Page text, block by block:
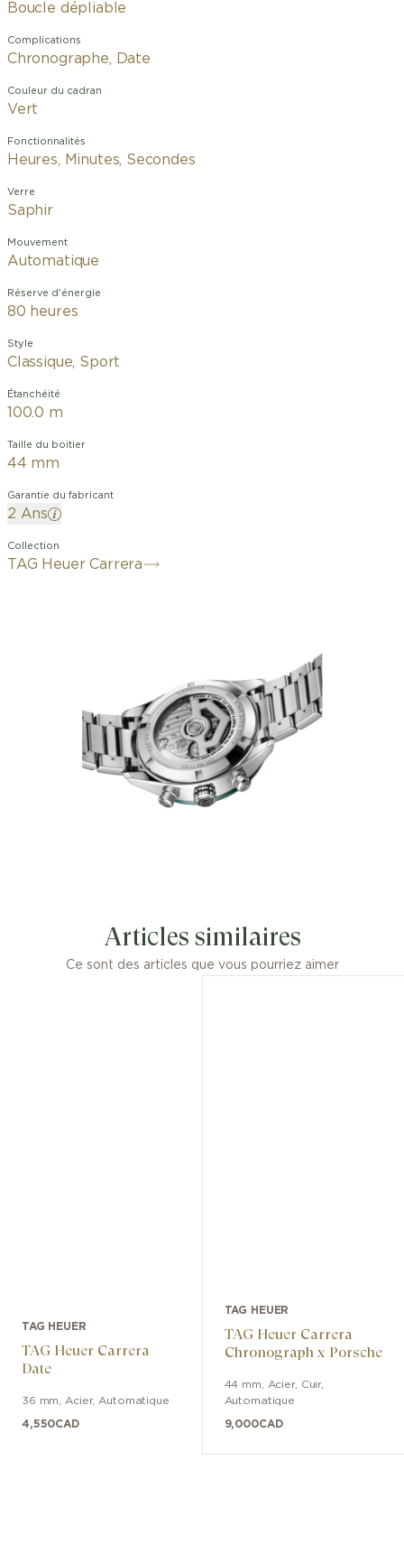
Boucle dépliable
Complications
Chronographe, Date
Couleur du cadran
Vert
Fonctionnalités
Heures, Minutes, Secondes
Verre
Saphir
Mouvement
Automatique
Réserve d'énergie
80 heures
Style
Classique, Sport
Étanchéité
100.0 m
Taille du boitier
44 mm
Garantie du fabricant
2 Ans
Collection
TAG Heuer Carrera
Heuer Carrera. Sublimée par son design
sportif aux tons monochromes, elle
intègre le mouvement manufacture
Calibre TH20-00. Prête pour l'aventure.
Articles similaires
Ce sont des articles que vous pourriez aimer
TAG HEUER
TAG Heuer Carrera
Date
36 mm Acier, Automatique
4,550CAD
TAG HEUER
TAG Heuer Carrera
Chronograph x Porsche
44 mm Acier, Cuir,
Automatique
9,000CAD